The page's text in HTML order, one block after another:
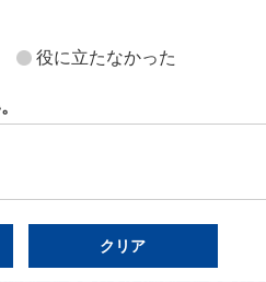
役に立たなかった